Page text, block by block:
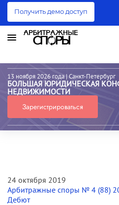
Получить демо доступ
13 ноября 2026 года | Санкт-Петербург
БОЛЬШАЯ ЮРИДИЧЕСКАЯ
НЕДВИЖИМОСТИ
Зарегистрироваться
24 октября 2019
Арбитражные споры № 4 (88)
Дебют